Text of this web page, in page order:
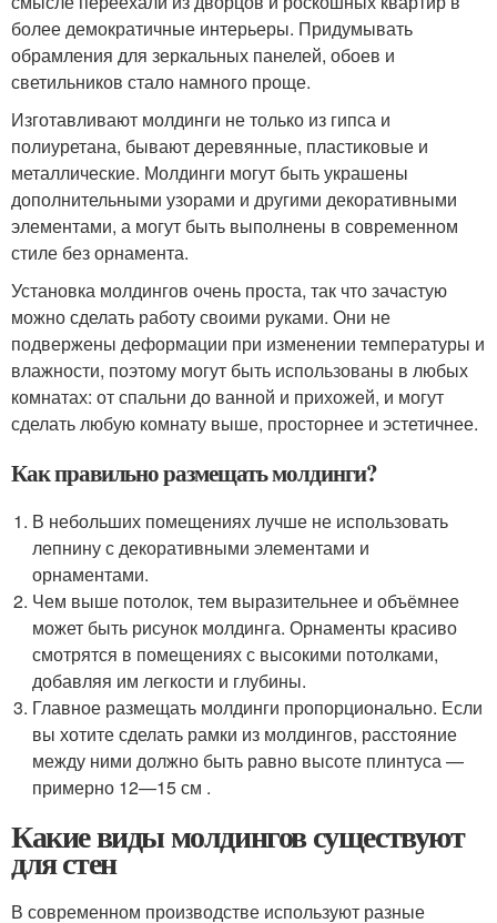
более демократичные интерьеры. Придумывать
обрамления для зеркальных панелей, обоев и
светильников стало намного проще.
Изготавливают молдинги не только из гипса и
полиуретана, бывают деревянные, пластиковые и
металлические. Молдинги могут быть украшены
дополнительными узорами и другими декоративными
элементами, а могут быть выполнены в современном
стиле без орнамента.
Установка молдингов очень проста, так что зачастую
можно сделать работу своими руками. Они не
подвержены деформации при изменении температуры и
влажности, поэтому могут быть использованы в любых
комнатах: от спальни до ванной и прихожей, и могут
сделать любую комнату выше, просторнее и эстетичнее.
Как правильно размещать молдинги?
В небольших помещениях лучше не использовать
лепнину с декоративными элементами и
орнаментами.
Чем выше потолок, тем выразительнее и объёмнее
может быть рисунок молдинга. Орнаменты красиво
смотрятся в помещениях с высокими потолками,
добавляя им легкости и глубины.
Главное размещать молдинги пропорционально. Если
вы хотите сделать рамки из молдингов, расстояние
между ними должно быть равно высоте плинтуса —
примерно 12—15 см .
Какие виды молдингов существуют
для стен
В современном производстве используют разные